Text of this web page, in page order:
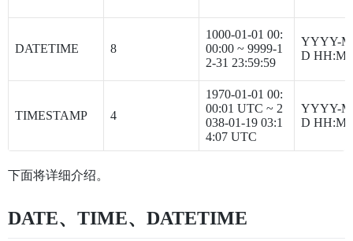
DATETIME 8
1000-01-01 00:
00:00 ~ 9999-1
2-31 23:59:59
YYYY-
D
TIMESTAMP 4
1970-01-01 00:
00:01 UTC ~ 2
038-01-19 03:1
4:07 UTC
YYYY-
D
下面将详细介绍。
DATE、TIME、DATETIME